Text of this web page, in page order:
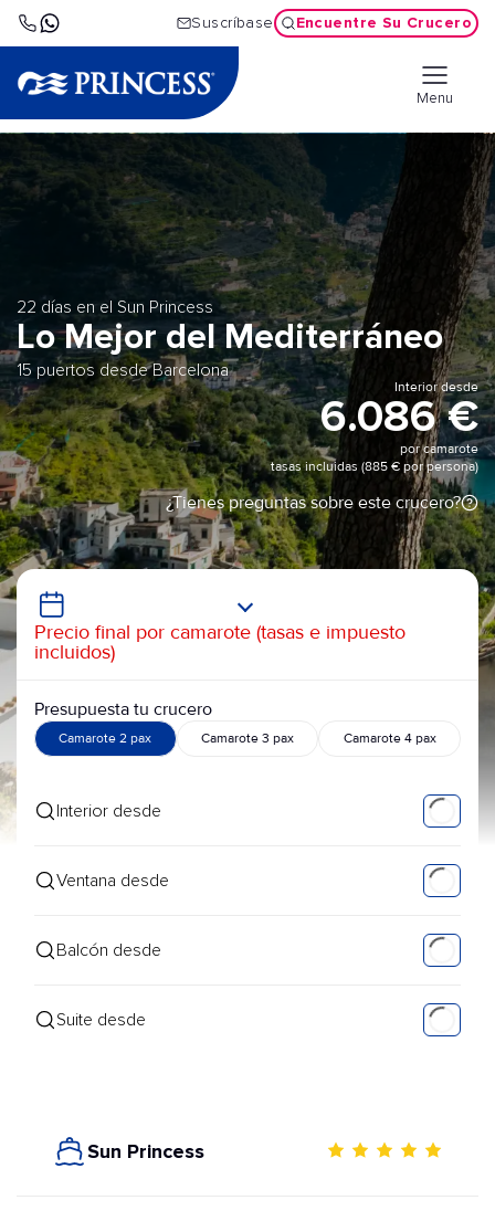
Suscríbase Encuentre Su Crucero
Menu
22 días en el Sun Princess
Lo Mejor del Mediterráneo
15 puertos desde Barcelona
Interior desde
6.086 €
por camarote
tasas incluidas (885 € por persona)
¿Tienes preguntas sobre este crucero?
Precio final por camarote (tasas e impuesto
incluidos)
Presupuesta tu crucero
Camarote 2 pax Camarote 3 pax Camarote 4 pax
Interior desde
Ventana desde
Balcón desde
Suite desde
Sun Princess